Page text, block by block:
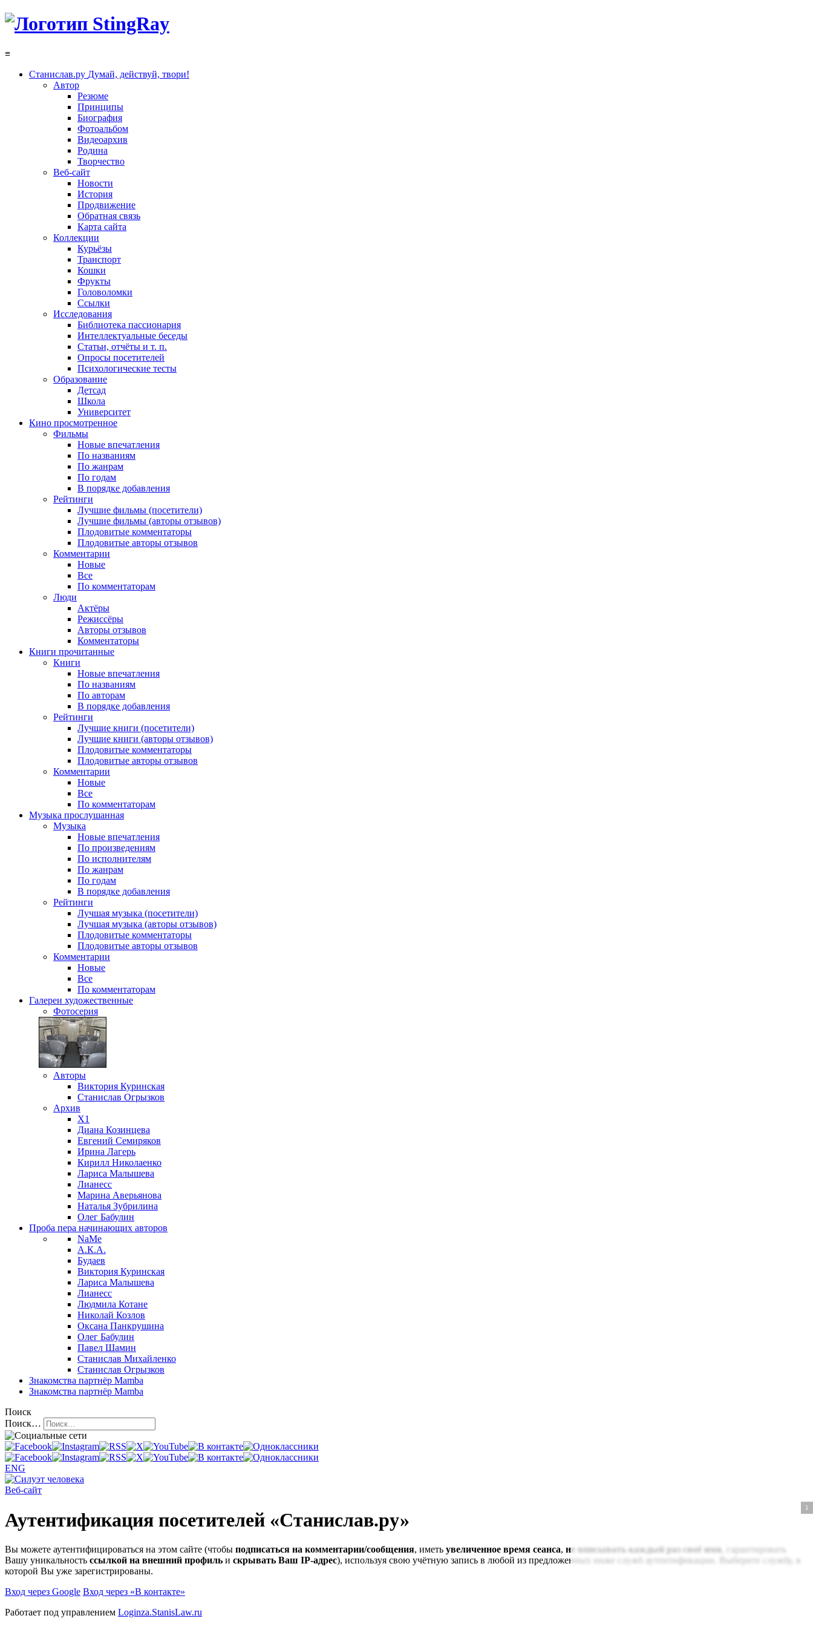
≡
Станислав.ру Думай, действуй, твори!
Автор
Резюме
Принципы
Биография
Фотоальбом
Видеоархив
Родина
Творчество
Веб-сайт
Новости
История
Продвижение
Обратная связь
Карта сайта
Коллекции
Курьёзы
Транспорт
Кошки
Фрукты
Головоломки
Ссылки
Исследования
Библиотека пассионария
Интеллектуальные беседы
Статьи, отчёты и т. п.
Опросы посетителей
Психологические тесты
Образование
Детсад
Школа
Университет
Кино просмотренное
Фильмы
Новые впечатления
По названиям
По жанрам
По годам
В порядке добавления
Рейтинги
Лучшие фильмы (посетители)
Лучшие фильмы (авторы отзывов)
Плодовитые комментаторы
Плодовитые авторы отзывов
Комментарии
Новые
Все
По комментаторам
Люди
Актёры
Режиссёры
Авторы отзывов
Комментаторы
Книги прочитанные
Книги
Новые впечатления
По названиям
По авторам
В порядке добавления
Рейтинги
Лучшие книги (посетители)
Лучшие книги (авторы отзывов)
Плодовитые комментаторы
Плодовитые авторы отзывов
Комментарии
Новые
Все
По комментаторам
Музыка прослушанная
Музыка
Новые впечатления
По произведениям
По исполнителям
По жанрам
По годам
В порядке добавления
Рейтинги
Лучшая музыка (посетители)
Лучшая музыка (авторы отзывов)
Плодовитые комментаторы
Плодовитые авторы отзывов
Комментарии
Новые
Все
По комментаторам
Галереи художественные
Фотосерия
Авторы
Виктория Куринская
Станислав Огрызков
Архив
X1
Диана Козинцева
Евгений Семиряков
Ирина Лагерь
Кирилл Николаенко
Лариса Малышева
Лианесс
Марина Аверьянова
Наталья Зубрилина
Олег Бабулин
Проба пера начинающих авторов
NaMe
А.К.А.
Будаев
Виктория Куринская
Лариса Малышева
Лианесс
Людмила Котане
Николай Козлов
Оксана Панкрушина
Олег Бабулин
Павел Шамин
Станислав Михайленко
Станислав Огрызков
Знакомства партнёр Mamba
Знакомства партнёр Mamba
Поиск
Поиск…
ENG
Веб-сайт
Аутентификация посетителей «Станислав.ру»
Вы можете аутентифицироваться на этом сайте (чтобы подписаться на комментарии/сообщения, иметь увеличенное время сеанса, не вписывать каждый раз своё имя , гарантировать
Вашу уникальность ссылкой на внешний профиль и скрывать Ваш IP-адрес), используя свою учётную запись в любой из предложенных ниже служб аутентификации. Выберите службу, в
которой Вы уже зарегистрированы.
Вход через Google Вход через «В контакте»
Работает под управлением Loginza.StanisLaw.ru